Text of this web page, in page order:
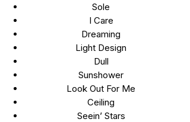
Sole
I Care
Dreaming
Light Design
Dull
Sunshower
Look Out For Me
Ceiling
Seein’ Stars